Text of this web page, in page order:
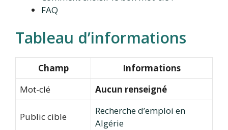
FAQ
Tableau d’informations
Champ
Informations
Mot-clé
Aucun renseigné
Public cible
Recherche d’emploi en
Algérie